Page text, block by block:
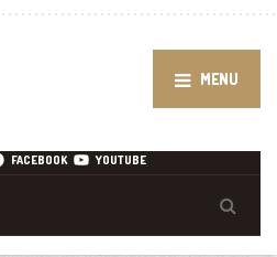
MENU
FACEBOOK YOUTUBE